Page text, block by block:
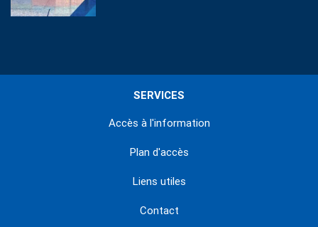
SERVICES
Accès à l'information
Plan d'accès
Liens utiles
Contact